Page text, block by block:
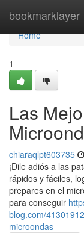
bookmarklayer
Home
Home
1
Las
chiaraqlpt603735
¡Dile adiós a las
rápidos y fáciles,
prepares en el
para conseguir
blog.com/
microondas